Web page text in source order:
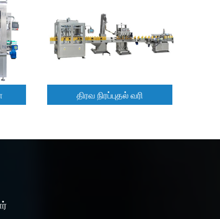
திரவ நிரப்புதல் வரி
திரவ நிரப்புதல் வரி